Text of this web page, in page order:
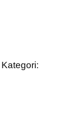
Kategori: